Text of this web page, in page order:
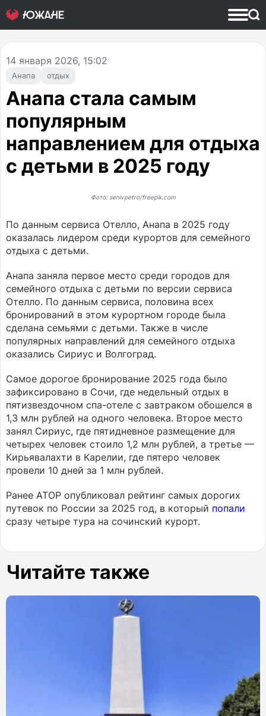
Анапа отдых
14 января 2026, 15:02
Анапа стала самым
популярным
направлением для отдыха
с детьми в 2025 году
Фото: senivpetro/freepik.com
По данным сервиса Отелло, Анапа в 2025 году
оказалась лидером среди курортов для семейного
отдыха с детьми.
Анапа заняла первое место среди городов для
семейного отдыха с детьми по версии сервиса
Отелло. По данным сервиса, половина всех
бронирований в этом курортном городе была
сделана семьями с детьми. Также в числе
популярных направлений для семейного отдыха
оказались Сириус и Волгоград.
Самое дорогое бронирование 2025 года было
зафиксировано в Сочи, где недельный отдых в
пятизвездочном спа-отеле с завтраком обошелся в
1,3 млн рублей на одного человека. Второе место
занял Сириус, где пятидневное размещение для
четырех человек стоило 1,2 млн рублей, а третье —
Кирьявалахти в Карелии, где пятеро человек
провели 10 дней за 1 млн рублей.
Ранее АТОР опубликовал рейтинг самых дорогих
путевок по России за 2025 год, в который попали
сразу четыре тура на сочинский курорт.
Читайте также